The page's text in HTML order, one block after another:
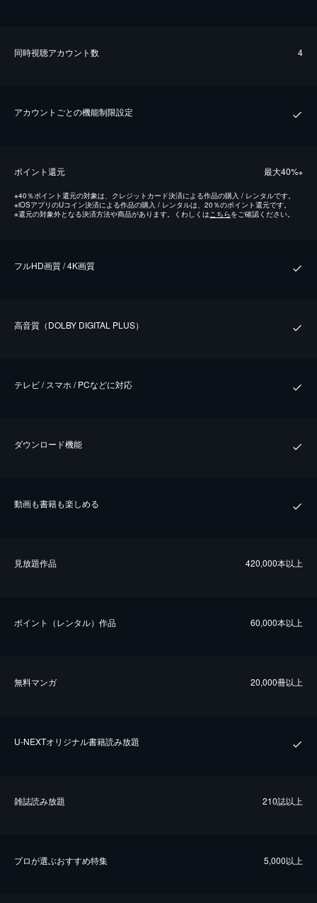
同時視聴アカウント数 4
アカウントごとの機能制限設定
ポイント還元 最⼤40%※
※40％ポイント還元の対象は、クレジットカード決済による作品の購入 / レンタルです。
※iOSアプリのUコイン決済による作品の購入 / レンタルは、20％のポイント還元です。
※還元の対象外となる決済方法や商品があります。くわしくはこちらをご確認ください。
フルHD画質 / 4K画質
⾼⾳質（DOLBY DIGITAL PLUS）
テレビ / スマホ / PCなどに対応
ダウンロード機能
動画も書籍も楽しめる
⾒放題作品 420,000本以上
ポイント（レンタル）作品 60,000本以上
無料マンガ 20,000冊以上
U-NEXTオリジナル書籍読み放題
雑誌読み放題 210誌以上
プロが選ぶおすすめ特集 5,000以上